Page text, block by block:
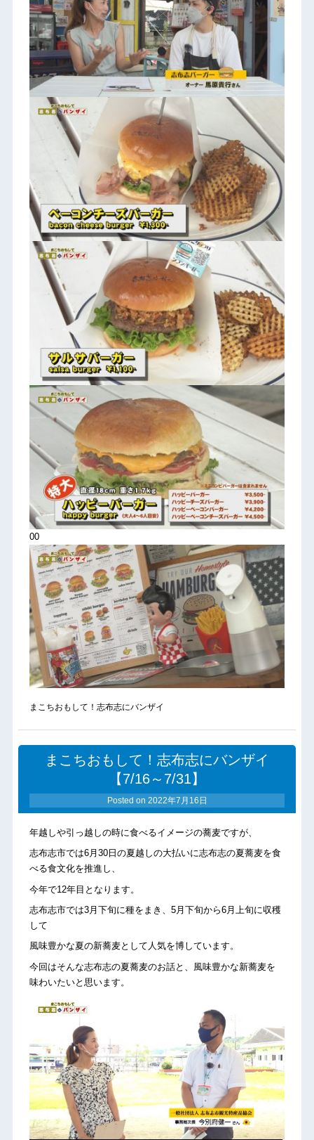
00
まこちおもして！志布志にバンザイ
まこちおもして！志布志にバンザイ
【7/16～7/31】
Posted on 2022年7月16日
年越しや引っ越しの時に食べるイメージの蕎麦ですが、
志布志市では6月30日の夏越しの大払いに志布志の夏蕎麦を食
べる食文化を推進し、
今年で12年目となります。
志布志市では3月下旬に種をまき、5月下旬から6月上旬に収穫
して
風味豊かな夏の新蕎麦として人気を博しています。
今回はそんな志布志の夏蕎麦のお話と、風味豊かな新蕎麦を
味わいたいと思います。